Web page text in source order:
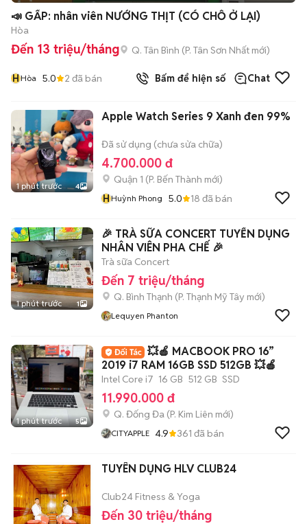
📣 GẤP: nhân viên NƯỚNG THỊT (CÓ CHỖ Ở LẠI)
Hòa
Đến 13 triệu/tháng Q. Tân Bình (P. Tân Sơn Nhất mới)
HHòa 5.0 2 đã bán Bấm để hiện số Chat
1 phút trước 4
Apple Watch Series 9 Xanh đen 99%
Đã sử dụng (chưa sửa chữa)
4.700.000 đ
Quận 1 (P. Bến Thành mới)
HHuỳnh Phong 5.0 18 đã bán
1 phút trước 1
🎉 TRÀ SỮA CONCERT TUYỂN DỤNG
NHÂN VIÊN PHA CHẾ 🎉
Trà sữa Concert
Đến 7 triệu/tháng
Q. Bình Thạnh (P. Thạnh Mỹ Tây mới)
Lequyen Phanton
1 phút trước 5
💥🍎 MACBOOK PRO 16”
2019 i7 RAM 16GB SSD 512GB 💥🍎
Intel Core i7 16 GB 512 GB SSD
11.990.000 đ
Q. Đống Đa (P. Kim Liên mới)
CITYAPPLE 4.9 361 đã bán
TUYÊN DỤNG HLV CLUB24
Club24 Fitness & Yoga
Đến 30 triệu/tháng